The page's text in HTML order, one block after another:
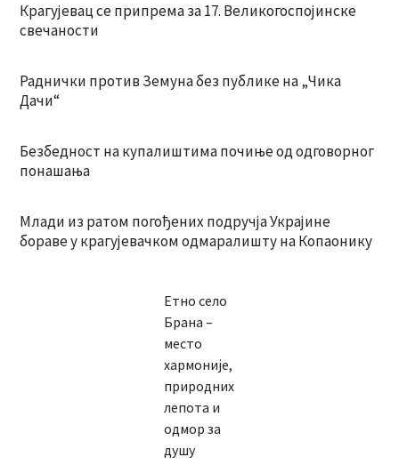
Крагујевац се припрема за 17. Великогоспојинске
свечаности
Раднички против Земуна без публике на „Чика
Дачи“
Безбедност на купалиштима почиње од одговорног
понашања
Млади из ратом погођених подручја Украјине
бораве у крагујевачком одмаралишту на Копаонику
Етно село
Брана –
место
хармоније,
природних
лепота и
одмор за
душу